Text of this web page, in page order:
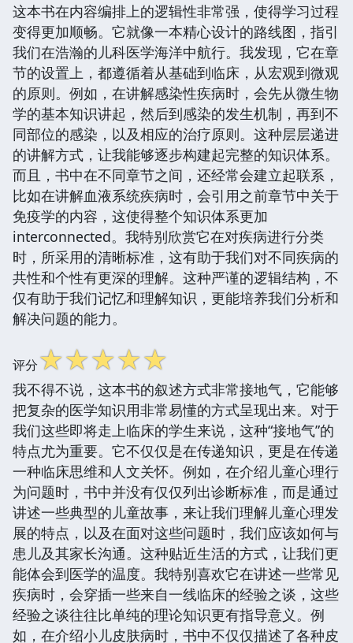
这本书在内容编排上的逻辑性非常强，使得学习过程
变得更加顺畅。它就像一本精心设计的路线图，指引
我们在浩瀚的儿科医学海洋中航行。我发现，它在章
节的设置上，都遵循着从基础到临床，从宏观到微观
的原则。例如，在讲解感染性疾病时，会先从微生物
学的基本知识讲起，然后到感染的发生机制，再到不
同部位的感染，以及相应的治疗原则。这种层层递进
的讲解方式，让我能够逐步构建起完整的知识体系。
而且，书中在不同章节之间，还经常会建立起联系，
比如在讲解血液系统疾病时，会引用之前章节中关于
免疫学的内容，这使得整个知识体系更加
interconnected。我特别欣赏它在对疾病进行分类
时，所采用的清晰标准，这有助于我们对不同疾病的
共性和个性有更深的理解。这种严谨的逻辑结构，不
仅有助于我们记忆和理解知识，更能培养我们分析和
解决问题的能力。
评分☆☆☆☆☆
我不得不说，这本书的叙述方式非常接地气，它能够
把复杂的医学知识用非常易懂的方式呈现出来。对于
我们这些即将走上临床的学生来说，这种“接地气”的
特点尤为重要。它不仅仅是在传递知识，更是在传递
一种临床思维和人文关怀。例如，在介绍儿童心理行
为问题时，书中并没有仅仅列出诊断标准，而是通过
讲述一些典型的儿童故事，来让我们理解儿童心理发
展的特点，以及在面对这些问题时，我们应该如何与
患儿及其家长沟通。这种贴近生活的方式，让我们更
能体会到医学的温度。我特别喜欢它在讲述一些常见
疾病时，会穿插一些来自一线临床的经验之谈，这些
经验之谈往往比单纯的理论知识更有指导意义。例
如，在介绍小儿皮肤病时，书中不仅仅描述了各种皮